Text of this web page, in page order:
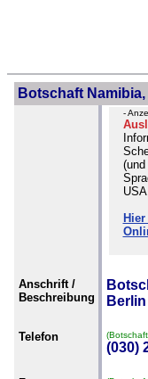
Botschaft
-
Anschrift /
Beschreibung
Berlin
Telefon
(030)